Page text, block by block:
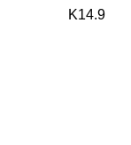
K14.9